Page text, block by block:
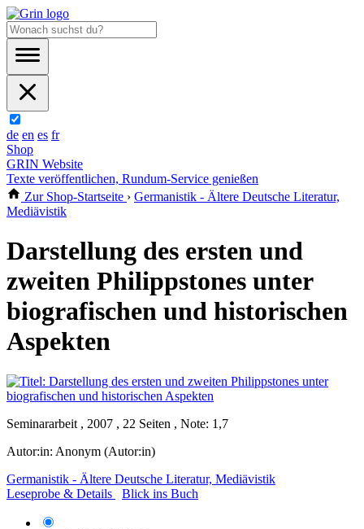
de en es fr
Shop
GRIN Website
Texte veröffentlichen, Rundum-Service genießen
Zur Shop-Startseite › Germanistik - Ältere Deutsche Literatur,
Mediävistik
Darstellung des ersten und
zweiten Philippstones unter
biografischen und historischen
Aspekten
Seminararbeit , 2007 , 22 Seiten , Note: 1,7
Autor:in: Anonym (Autor:in)
Germanistik - Ältere Deutsche Literatur, Mediävistik
Leseprobe & Details
Blick ins Buch